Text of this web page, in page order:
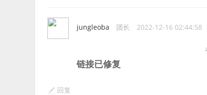
jungleoba 团长 2022-12-16 02:44:58
链接已修复
回复